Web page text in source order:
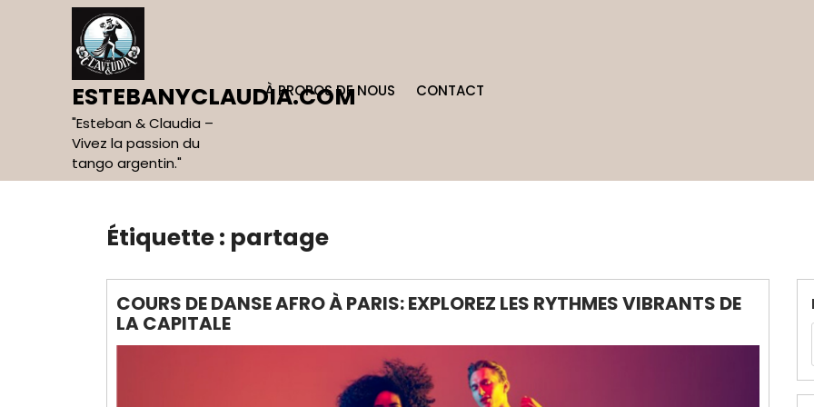
ESTEBANYCLAUDIA.COM
"Esteban & Claudia –
Vivez la passion du
tango argentin."
À PROPOS DE NOUS CONTACT
Étiquette : partage
COURS DE DANSE AFRO À PARIS: EXPLOREZ LES RYTHMES VIBRANTS DE
LA CAPITALE